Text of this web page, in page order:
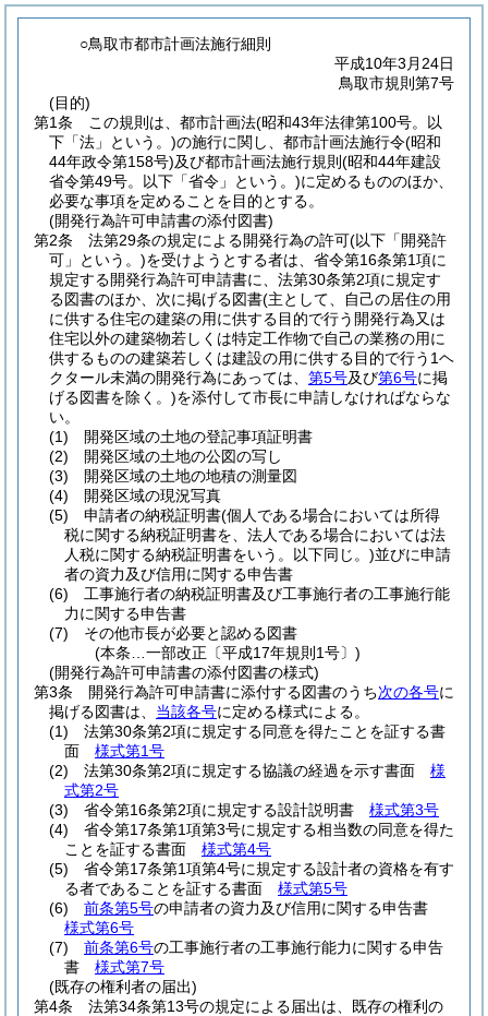
○鳥取市都市計画法施行細則
平成10年3月24日
鳥取市規則第7号
(目的)
第1条
この規則は、都市計画法(昭和43年法律第100号。以
下「法」という。)の施行に関し、都市計画法施行令(昭和
44年政令第158号)及び都市計画法施行規則 (昭和44年建設
省令第49号。以下「省令」という。)に定めるもののほか、
必要な事項を定めることを目的とする。
(開発行為許可申請書の添付図書)
第2条
法第29条の規定による開発行為の許可(以下「開発許
可」という。)を受けようとする者は、省令第16条第1項に
規定する開発行為許可申請書に、法第30条第2項に規定す
る図書のほか、次に掲げる図書(主として、自己の居住の用
に供する住宅の建築の用に供する目的で行う開発行為又は
住宅以外の建築物若しくは特定工作物で自己の業務の用に
供するものの建築若しくは建設の用に供する目的で行う1ヘ
クタール未満の開発行為にあっては、 第5号及び第6号に掲
げる図書を除く。)を添付して市長に申請しなければならな
い。
(1)
開発区域の土地の登記事項証明書
(2)
開発区域の土地の公図の写し
(3)
開発区域の土地の地積の測量図
(4)
開発区域の現況写真
(5)
申請者の納税証明書(個人である場合においては所得
税に関する納税証明書を、法人である場合においては法
人税に関する納税証明書をいう。以下同じ。)並びに申請
者の資力及び信用に関する申告書
(6)
工事施行者の納税証明書及び工事施行者の工事施行能
力に関する申告書
(7)
その他市長が必要と認める図書
(本条…一部改正〔平成17年規則1号〕)
(開発行為許可申請書の添付図書の様式)
第3条
開発行為許可申請書に添付する図書のうち次の各号に
掲げる図書は、 当該各号に定める様式による。
(1)
法第30条第2項に規定する同意を得たことを証する書
面 様式第1号
(2)
法第30条第2項に規定する協議の経過を示す書面 様
式第2号
(3)
省令第16条第2項に規定する設計説明書 様式第3号
(4)
省令第17条第1項第3号に規定する相当数の同意を得た
ことを証する書面 様式第4号
(5)
省令第17条第1項第4号に規定する設計者の資格を有す
る者であることを証する書面 様式第5号
(6)
前条第5号の申請者の資力及び信用に関する申告書
様式第6号
(7)
前条第6号の工事施行者の工事施行能力に関する申告
書 様式第7号
(既存の権利者の届出)
第4条
法第34条第13号の規定による届出は、既存の権利の